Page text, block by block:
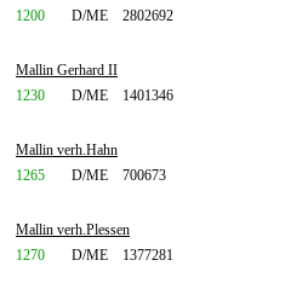
1200
D/ME 2802692
Mallin Gerhard II
1230
D/ME 1401346
Mallin verh.Hahn
1265
D/ME 700673
Mallin verh.Plessen
1270
D/ME 1377281